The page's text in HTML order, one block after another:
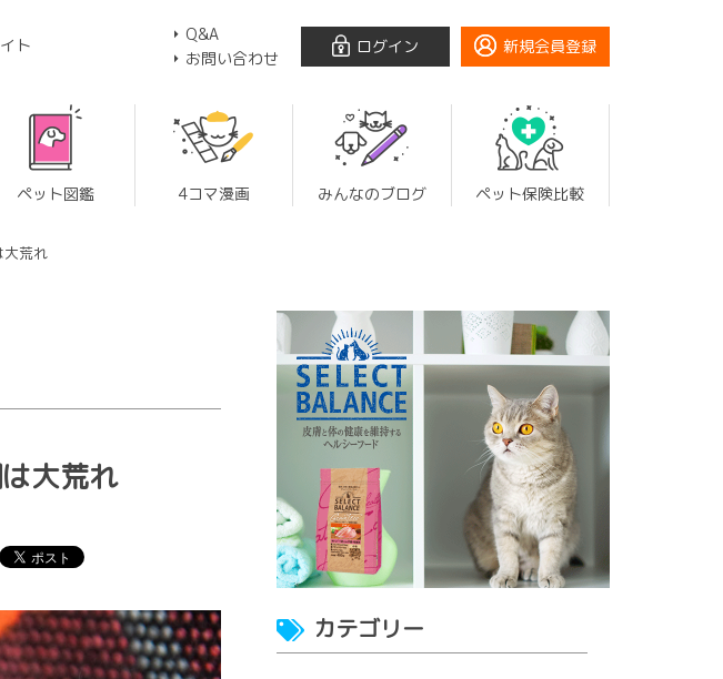
ト
Q&A
お問い合わせ
ログイン 新規会員登録
ペット図鑑 4コマ漫画 みんなのブログ ペット保険比較
大荒れ
大荒れ
カテゴリー